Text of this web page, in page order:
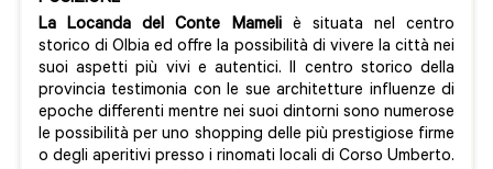
La Locanda del Conte Mameliè situata nel centro
storico di Olbia ed offre la possibilità di vivere la città nei
suoi aspetti più vivi e autentici. Il centro storico della
provincia testimonia con le sue architetture influenze di
epoche differenti mentre nei suoi dintorni sono numerose
le possibilità per uno shopping delle più prestigiose firme
o degli aperitivi presso i rinomati locali di Corso Umberto.